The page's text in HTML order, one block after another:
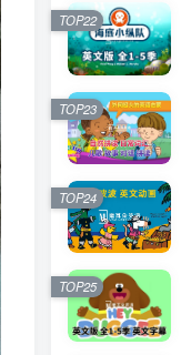
TOP22
TOP23
TOP24
TOP25